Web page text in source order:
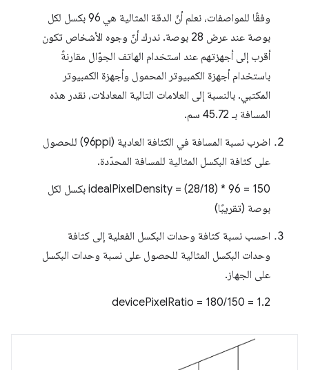
وفقًا للمواصفات، نعلم أنّ الدقة المثالية هي 96 بكسل لكل
بوصة عند عرض 28 بوصة. ندرك أنّ وجوه الأشخاص تكون
أقرب إلى أجهزتهم عند استخدام الهاتف الجوّال مقارنةً
باستخدام أجهزة الكمبيوتر المحمول وأجهزة الكمبيوتر
المكتبي. بالنسبة إلى العلامات التالية المعادلات، نقدر هذه
المسافة بـ 45.72 سم.
اضرب نسبة المسافة في الكثافة العادية (96ppi) للحصول
على كثافة البكسل المثالية للمسافة المحدّدة.
‫idealPixelDensity = (28/18) * 96 = 150 بكسل لكل
بوصة (تقريبًا)
احسب نسبة كثافة وحدات البكسل الفعلية إلى كثافة
وحدات البكسل المثالية للحصول على نسبة وحدات البكسل
على الجهاز.
‫devicePixelRatio = 180/150 = 1.2